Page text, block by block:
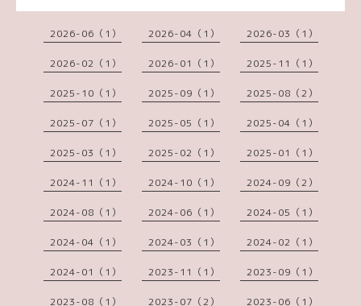
2026-06（1） 2026-04（1） 2026-03（1）
2026-02（1） 2026-01（1） 2025-11（1）
2025-10（1） 2025-09（1） 2025-08（2）
2025-07（1） 2025-05（1） 2025-04（1）
2025-03（1） 2025-02（1） 2025-01（1）
2024-11（1） 2024-10（1） 2024-09（2）
2024-08（1） 2024-06（1） 2024-05（1）
2024-04（1） 2024-03（1） 2024-02（1）
2024-01（1） 2023-11（1） 2023-09（1）
2023-08（1） 2023-07（2） 2023-06（1）